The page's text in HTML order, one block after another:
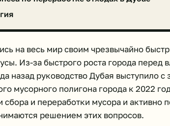
на весь мир своим чрезвычайно
Из-за быстрого роста города перед
назад руководство Дубая выступило
мусорного полигона города к 2022
сбора и переработки мусора и активно
решением этих вопросов.